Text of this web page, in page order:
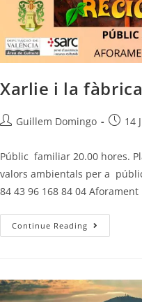
Xarlie i la
Guillem Domingo 14
Públic familiar 20.00 hores.
valors ambientals per a
84 43 96 168 84 04
Continue Reading